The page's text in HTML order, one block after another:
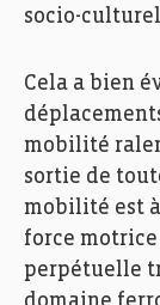
socio-
Cela a bien
mobilité
sortie de
mobilité est
force motrice
perpétuelle